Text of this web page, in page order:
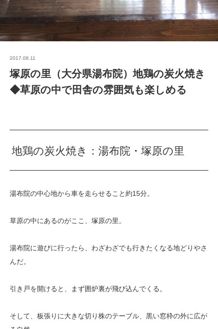
2017.08.11
塚原の里（大分県湯布院）地鶏の炭火焼き
◆草原の中で田舎の雰囲気も楽しめる
地鶏の炭火焼き：湯布院・塚原の里
湯布院の中心地から車を走らせること約15分。
草原の中にあるのがここ、塚原の里。
湯布院に遊びに行ったら、わざわざでも行きたくなる地どりやさ
んだ。
引き戸を開けると、まず囲炉裏が飛び込んでくる。
そして、板張りに大きな切り株のテーブル、黒い窓枠の外に広が